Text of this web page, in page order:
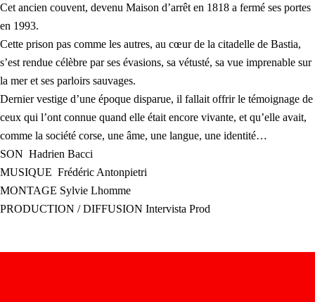
Cet ancien couvent, devenu Maison d’arrêt en 1818 a fermé ses portes
en 1993.
Cette prison pas comme les autres, au cœur de la citadelle de Bastia,
s’est rendue célèbre par ses évasions, sa vétusté, sa vue imprenable sur
la mer et ses parloirs sauvages.
Dernier vestige d’une époque disparue, il fallait offrir le témoignage de
ceux qui l’ont connue quand elle était encore vivante, et qu’elle avait,
comme la société corse, une âme, une langue, une identité…
SON Hadrien Bacci
MUSIQUE Frédéric Antonpietri
MONTAGE Sylvie Lhomme
PRODUCTION / DIFFUSION Intervista Prod